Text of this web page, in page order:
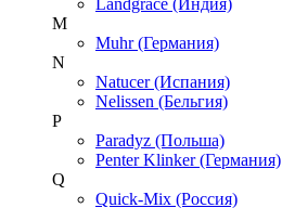
Landgrace (Индия)
M
Muhr (Германия)
N
Natucer (Испания)
Nelissen (Бельгия)
P
Paradyz (Польша)
Penter Klinker (Германия)
Q
Quick-Mix (Россия)